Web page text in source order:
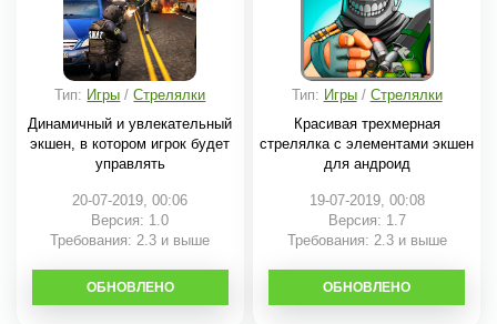
Тип: Игры /Стрелялки
Динамичный и увлекательный
экшен, в котором игрок будет
управлять
20-07-2019, 00:06
Версия: 1.0
Требования: 2.3 и выше
СКАЧАТЬ
ОБНОВЛЕНО
Тип: Игры/ Стрелялки
Красивая трехмерная
стрелялка с элементами экшен
для андроид
19-07-2019, 00:08
Версия: 1.7
Требования: 2.3 и выше
СКАЧАТЬ
ОБНОВЛЕНО